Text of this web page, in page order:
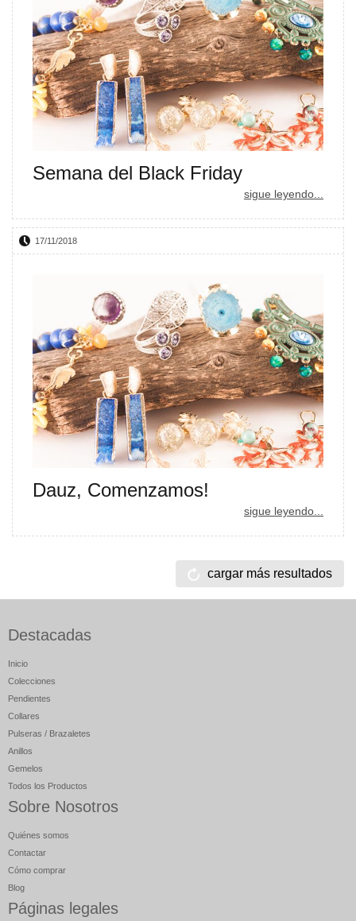
Semana del Black Friday
sigue leyendo...
17/11/2018
Dauz, Comenzamos!
sigue leyendo...
cargar más resultados
Destacadas
Inicio
Colecciones
Pendientes
Collares
Pulseras / Brazaletes
Anillos
Gemelos
Todos los Productos
Sobre Nosotros
Quiénes somos
Contactar
Cómo comprar
Blog
Páginas legales